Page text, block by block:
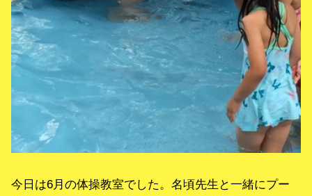
今日は6月の体操教室でした。名頃先生と一緒にプー